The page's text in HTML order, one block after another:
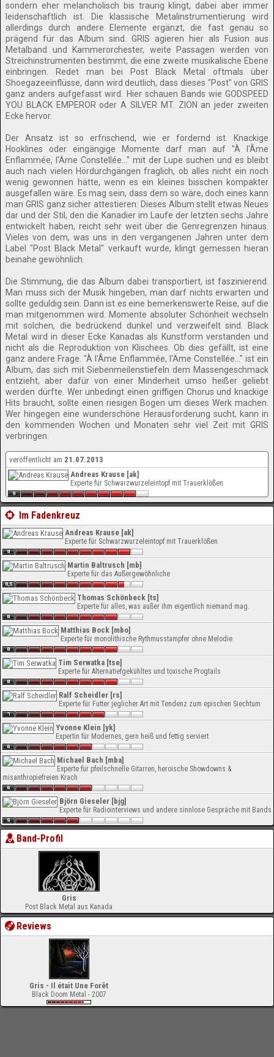
sondern eher melancholisch bis traurig klingt, dabei aber immer
leidenschaftlich ist. Die klassische Metalinstrumentierung wird
allerdings durch andere Elemente ergänzt, die fast genau so
prägend für das Album sind. GRIS agieren hier als Fusion aus
Metalband und Kammerorchester, weite Passagen werden von
Streichinstrumenten bestimmt, die eine zweite musikalische Ebene
einbringen. Redet man bei Post Black Metal oftmals über
Shoegazeeinflüsse, dann wird deutlich, dass dieses "Post" von GRIS
ganz anders aufgefasst wird. Hier schauen Bands wie GODSPEED
YOU BLACK EMPEROR oder A SILVER MT. ZION an jeder zweiten
Ecke hervor.
Der Ansatz ist so erfrischend, wie er fordernd ist. Knackige
Hooklines oder eingängige Momente darf man auf "À l'Âme
Enflammée, l'Äme Constellée..." mit der Lupe suchen und es bleibt
auch nach vielen Hördurchgängen fraglich, ob alles nicht ein noch
wenig gewonnen hätte, wenn es ein kleines bisschen kompakter
ausgefallen wäre. Es mag sein, dass dem so wäre, doch eines kann
man GRIS ganz sicher attestieren: Dieses Album stellt etwas Neues
dar und der Stil, den die Kanadier im Laufe der letzten sechs Jahre
entwickelt haben, reicht sehr weit über die Genregrenzen hinaus.
Vieles von dem, was uns in den vergangenen Jahren unter dem
Label "Post Black Metal" verkauft wurde, klingt gemessen hieran
beinahe gewöhnlich.
Die Stimmung, die das Album dabei transportiert, ist faszinierend.
Man muss sich der Musik hingeben, man darf nichts erwarten und
sollte geduldig sein. Dann ist es eine bemerkenswerte Reise, auf die
man mitgenommen wird. Momente absoluter Schönheit wechseln
mit solchen, die bedrückend dunkel und verzweifelt sind. Black
Metal wird in dieser Ecke Kanadas als Kunstform verstanden und
nicht als die Reproduktion von Klischees. Ob dies gefällt, ist eine
ganz andere Frage. "À l'Âme Enflammée, l'Äme Constellée..." ist ein
Album, das sich mit Siebenmeilenstiefeln dem Massengeschmack
entzieht, aber dafür von einer Minderheit umso heißer geliebt
werden dürfte. Wer unbedingt einen griffigen Chorus und knackige
Hits braucht, sollte einen riesigen Bogen um dieses Werk machen.
Wer hingegen eine wunderschöne Herausforderung sucht, kann in
den kommenden Wochen und Monaten sehr viel Zeit mit GRIS
verbringen.
veröffentlicht am 21.07.2013
Andreas Krause [ak]
Experte für Schwarzwurzeleintopf mit Trauerklößen
Im Fadenkreuz
Andreas Krause [ak]
Experte für Schwarzwurzeleintopf mit Trauerklößen
Martin Baltrusch [mb]
Experte für das Außergewöhnliche
Thomas Schönbeck [ts]
Experte für alles, was außer ihm eigentlich niemand mag.
Matthias Bock [mbo]
Experte für monolithische Rythmusstampfer ohne Melodie
Tim Serwatka [tse]
Experte für Alternatiefgekühltes und toxische Progtails
Ralf Scheidler [rs]
Experte für Futter jeglicher Art mit Tendenz zum epischen Siechtum
Yvonne Klein [yk]
Expertin für Modernes, gern heiß und fettig serviert
Michael Bach [mba]
Experte für pfeilschnelle Gitarren, heroische Showdowns &
misanthropiefreien Krach
Björn Gieseler [bjg]
Experte für Radiointerviews und andere sinnlose Gespräche mit Bands
Band-Profil
Gris
Post Black Metal aus Kanada
Reviews
Gris - Il était Une Forêt
Black Doom Metal - 2007